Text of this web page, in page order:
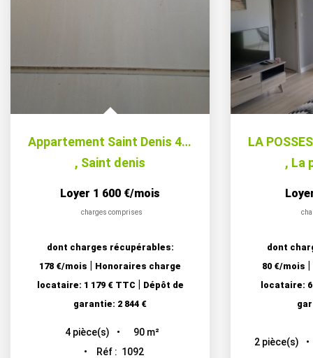
Appartement Saint Denis 4 pièce(s) 89.85 m2 - BELLEPIERRE -...
, Saint denis
Loyer 1 600 €/mois
charges comprises
dont charges récupérables:
178 €/mois | Honoraires charge
locataire: 1 179 € TTC | Dépôt de
garantie: 2 844 €
4 pièce(s) 90 m²
Réf : 1092
, La
dont
80 €/mois |
locataire:
2 pièce(s)